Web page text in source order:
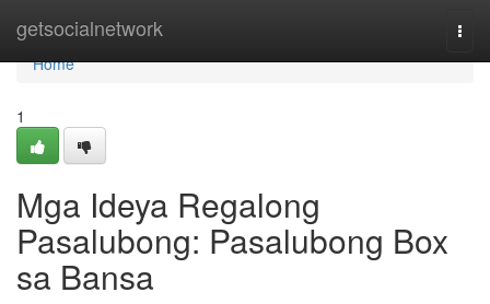
getsocialnetwork
Home
Home
1
Mga Ideya Regalong
Pasalubong: Pasalubong Box
sa Bansa